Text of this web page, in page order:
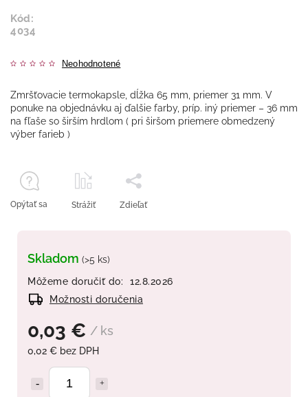
Kód:
4034
Neohodnotené
0,03 € / ks
0,02 € bez DPH
Skladom (>5 ks)
Môžeme doručiť do:
12.8.2026
Možnosti doručenia
Zmršťovacie termokapsle, dĺžka 65 mm, priemer 31 mm. V
ponuke na objednávku aj ďalšie farby, príp. iný priemer – 36 mm
na fľaše so širším hrdlom ( pri širšom priemere obmedzený
výber farieb )
Opýtať sa Strážiť Zdieľať